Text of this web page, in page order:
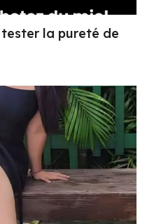
la pureté de